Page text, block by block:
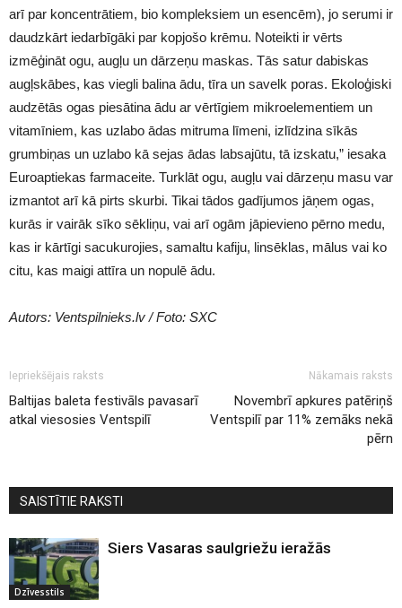
arī par koncentrātiem, bio kompleksiem un esencēm), jo serumi ir
daudzkārt iedarbīgāki par kopjošo krēmu. Noteikti ir vērts
izmēģināt ogu, augļu un dārzeņu maskas. Tās satur dabiskas
augļskābes, kas viegli balina ādu, tīra un savelk poras. Ekoloģiski
audzētās ogas piesātina ādu ar vērtīgiem mikroelementiem un
vitamīniem, kas uzlabo ādas mitruma līmeni, izlīdzina sīkās
grumbiņas un uzlabo kā sejas ādas labsajūtu, tā izskatu,” iesaka
Euroaptiekas farmaceite. Turklāt ogu, augļu vai dārzeņu masu var
izmantot arī kā pirts skurbi. Tikai tādos gadījumos jāņem ogas,
kurās ir vairāk sīko sēkliņu, vai arī ogām jāpievieno pērno medu,
kas ir kārtīgi sacukurojies, samaltu kafiju, linsēklas, mālus vai ko
citu, kas maigi attīra un nopulē ādu.
Autors: Ventspilnieks.lv / Foto: SXC
Iepriekšējais raksts
Baltijas baleta festivāls pavasarī
atkal viesosies Ventspilī
Nākamais raksts
Novembrī apkures patēriņš
Ventspilī par 11% zemāks nekā
pērn
SAISTĪTIE RAKSTI
Dzīvesstils
Siers Vasaras saulgriežu ieražās